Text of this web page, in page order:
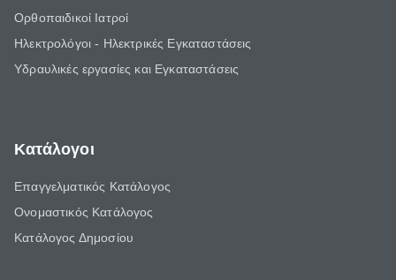
Ορθοπαιδικοί Ιατροί
Ηλεκτρολόγοι - Ηλεκτρικές Εγκαταστάσεις
Υδραυλικές εργασίες και Εγκαταστάσεις
Κατάλογοι
Επαγγελματικός Κατάλογος
Ονομαστικός Κατάλογος
Κατάλογος Δημοσίου